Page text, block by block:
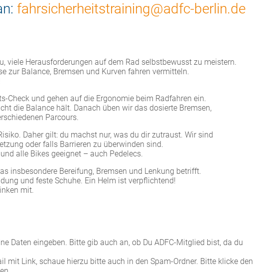
fahrsicherheitstraining@adfc-berlin.de
viele Herausforderungen auf dem Rad selbstbewusst zu meistern.
zur Balance, Bremsen und Kurven fahren vermitteln.
Check und gehen auf die Ergonomie beim Radfahren ein.
die Balance hält. Danach üben wir das dosierte Bremsen,
Parcours.
Daher gilt: du machst nur, was du dir zutraust. Wir sind
oder falls Barrieren zu überwinden sind.
alle Bikes geeignet – auch Pedelecs.
insbesondere Bereifung, Bremsen und Lenkung betrifft.
und feste Schuhe. Ein Helm ist verpflichtend!
mit.
Daten eingeben. Bitte gib auch an, ob Du ADFC-Mitglied bist, da du
mit Link, schaue hierzu bitte auch in den Spam-Ordner. Bitte klicke den